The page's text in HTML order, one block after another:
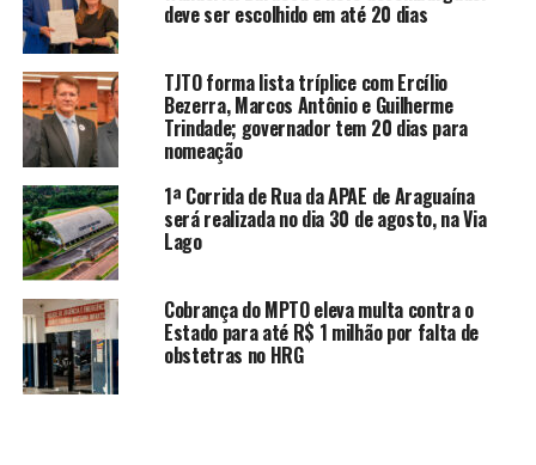
deve ser escolhido em até 20 dias
TJTO forma lista tríplice com Ercílio
Bezerra, Marcos Antônio e Guilherme
Trindade; governador tem 20 dias para
nomeação
1ª Corrida de Rua da APAE de Araguaína
será realizada no dia 30 de agosto, na Via
Lago
Cobrança do MPTO eleva multa contra o
Estado para até R$ 1 milhão por falta de
obstetras no HRG